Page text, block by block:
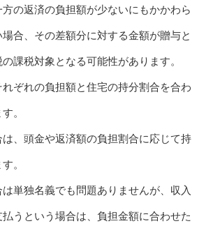
の返済の負担額が少ないにもかかわら
合、その差額分に対する金額が贈与と
課税対象となる可能性があります。
ぞれの負担額と住宅の持分割合を合わ
。
、頭金や返済額の負担割合に応じて持
。
単独名義でも問題ありませんが、収入
うという場合は、負担金額に合わせた